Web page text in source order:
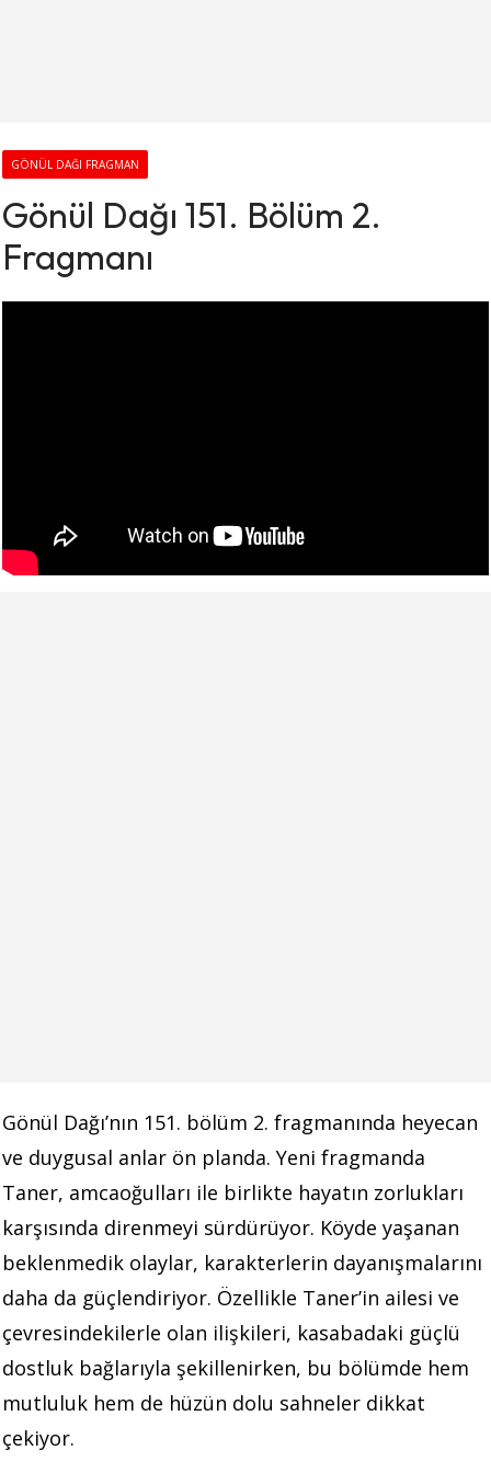
GÖNÜL DAĞI FRAGMAN
Gönül Dağı 151. Bölüm 2.
Fragmanı
Gönül Dağı’nın 151. bölüm 2. fragmanında heyecan
ve duygusal anlar ön planda. Yeni fragmanda
Taner, amcaoğulları ile birlikte hayatın zorlukları
karşısında direnmeyi sürdürüyor. Köyde yaşanan
beklenmedik olaylar, karakterlerin dayanışmalarını
daha da güçlendiriyor. Özellikle Taner’in ailesi ve
çevresindekilerle olan ilişkileri, kasabadaki güçlü
dostluk bağlarıyla şekillenirken, bu bölümde hem
mutluluk hem de hüzün dolu sahneler dikkat
çekiyor.